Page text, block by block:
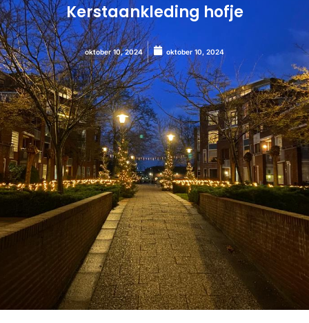
Kerstaankleding hofje
oktober 10, 2024 oktober 10, 2024